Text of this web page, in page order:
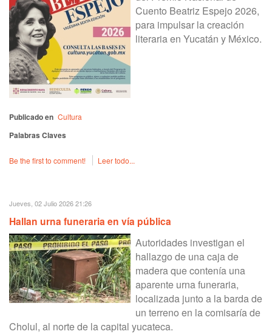
Cuento Beatriz Espejo 2026,
para impulsar la creación
literaria en Yucatán y México.
Publicado en Cultura
Palabras Claves
Be the first to comment! Leer todo...
Jueves, 02 Julio 2026 21:26
Hallan urna funeraria en vía pública
Autoridades investigan el
hallazgo de una caja de
madera que contenía una
aparente urna funeraria,
localizada junto a la barda de
un terreno en la comisaría de
Cholul, al norte de la capital yucateca.